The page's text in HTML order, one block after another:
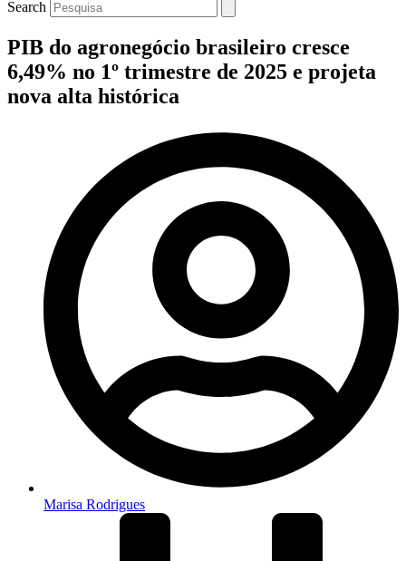
Search
PIB do agronegócio brasileiro cresce
6,49% no 1º trimestre de 2025 e projeta
nova alta histórica
Marisa Rodrigues